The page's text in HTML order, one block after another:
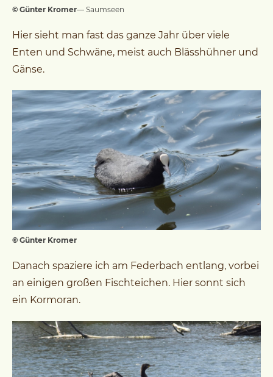
© Günter Kromer— Saumseen
Hier sieht man fast das ganze Jahr über viele
Enten und Schwäne, meist auch Blässhühner und
Gänse.
© Günter Kromer
Danach spaziere ich am Federbach entlang, vorbei
an einigen großen Fischteichen. Hier sonnt sich
ein Kormoran.